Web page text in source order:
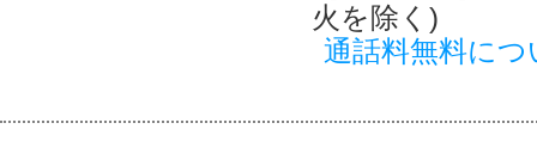
火を除く)
通話料無料につ